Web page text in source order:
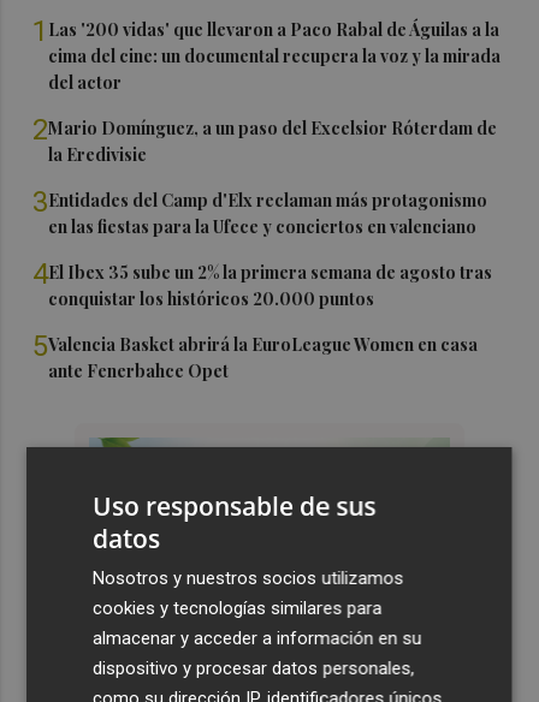
1 Las '200 vidas' que llevaron a Paco Rabal de Águilas a la
cima del cine: un documental recupera la voz y la mirada
del actor
2Mario Domínguez, a un paso del Excelsior Róterdam de
la Eredivisie
3Entidades del Camp d'Elx reclaman más protagonismo
en las fiestas para la Ufece y conciertos en valenciano
4El Ibex 35 sube un 2% la primera semana de agosto tras
conquistar los históricos 20.000 puntos
5Valencia Basket abrirá la EuroLeague Women en casa
ante Fenerbahce Opet
Uso responsable de sus
datos
Nosotros y nuestros socios utilizamos
cookies y tecnologías similares para
almacenar y acceder a información en su
dispositivo y procesar datos personales,